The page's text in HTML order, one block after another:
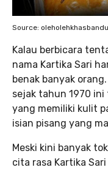
Source:
Kalau berbicara
nama Kartika Sari
benak banyak
sejak tahun 1970
yang memiliki kulit
isian pisang yang
Meski kini banyak
cita rasa Kartika